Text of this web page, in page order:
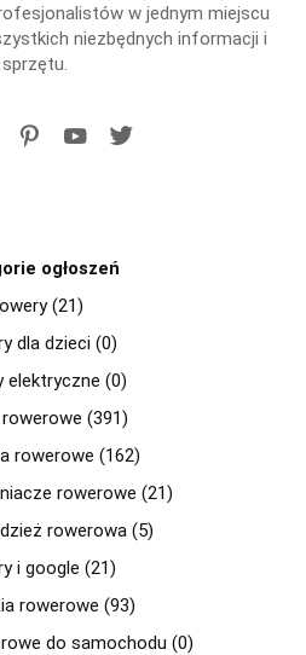
w jednym miejscu
niezbędnych informacji i
sprzętu.
ogłoszeń
(21)
dla dzieci (0)
elektryczne (0)
(391)
rowerowe (162)
rowerowe (21)
rowerowa (5)
i google (21)
rowerowe (93)
do samochodu (0)